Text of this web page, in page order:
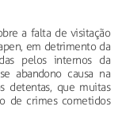
a falta de visitação
em detrimento da
pelos internos da
abandono causa na
detentas, que muitas
de crimes cometidos